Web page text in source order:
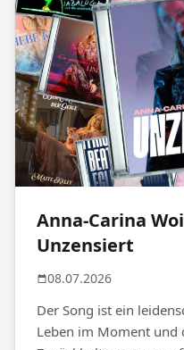
Anna-Carina
Unzensiert
08.07.2026
Der Song ist ein
Leben im Moment und